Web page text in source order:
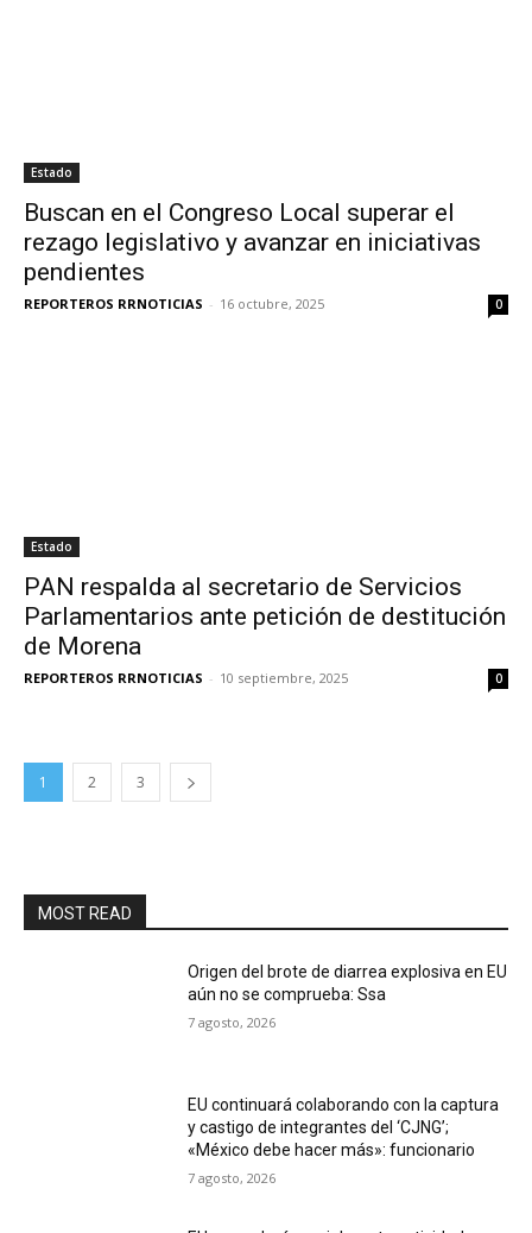
Estado
Buscan en el Congreso Local superar el
rezago legislativo y avanzar en iniciativas
pendientes
REPORTEROS RRNOTICIAS - 16 octubre, 2025 0
Estado
PAN respalda al secretario de Servicios
Parlamentarios ante petición de destitución
de Morena
REPORTEROS RRNOTICIAS - 10 septiembre, 2025 0
1 2 3
MOST READ
Origen del brote de diarrea explosiva en EU
aún no se comprueba: Ssa
7 agosto, 2026
EU continuará colaborando con la captura
y castigo de integrantes del ‘CJNG’;
«México debe hacer más»: funcionario
7 agosto, 2026